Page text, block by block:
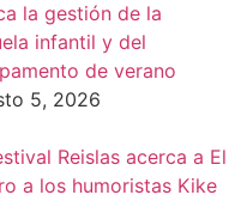
la gestión de la
infantil y del
de verano
5, 2026
Reislas acerca a El
a los humoristas Kike